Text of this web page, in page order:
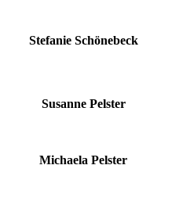
Stefanie Schönebeck
Susanne Pelster
Michaela Pelster